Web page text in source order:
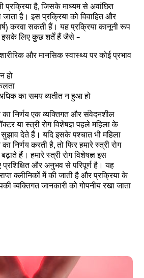
प्रक्रिया है, जिसके माध्यम से अवांछित
जाता है। इस प्रक्रिया को विवाहित और
करवा सकती हैं। यह प्रक्रिया कानूनी रूप
इसके लिए कुछ शर्तें हैं जैसे –
और मानसिक स्वास्थ्य पर कोई प्रभाव
हो
का समय व्यतीत न हुआ हो
का निर्णय एक व्यक्तिगत और संवेदनशील
या स्त्री रोग विशेषज्ञ पहले महिला के
देते हैं। यदि इसके पश्चात भी महिला
निर्णय करती है, तो फिर हमारे स्त्री रोग
हैं। हमारे स्त्री रोग विशेषज्ञ इस
और अनुभव से परिपूर्ण है। यह
क्लीनिकों में की जाती है और प्रक्रिया के
व्यक्तिगत जानकारी को गोपनीय रखा जाता